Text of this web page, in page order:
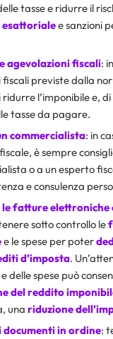
tasse e ridurre il
e sanzioni
agevolazioni fiscali:
fiscali previste dalla
l’imponibile e,
tasse da pagare.
commercialista: in
è sempre
o a un esperto
e consulenza
fatture elettroniche
sotto controllo le
e le spese per poter
d’imposta.
delle spese può
del reddito
una riduzione
documenti in ordine: